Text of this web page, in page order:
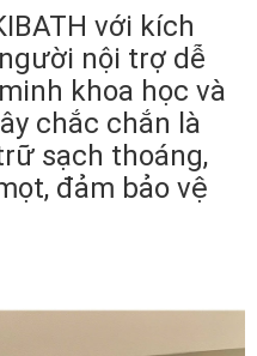
với kích
nội trợ dễ
khoa học và
chắc chắn là
sạch thoáng,
đảm bảo vệ